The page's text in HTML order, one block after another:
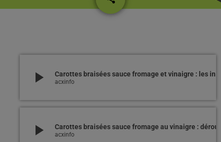
play_arrow acxinfo
play_arrow acxinfo